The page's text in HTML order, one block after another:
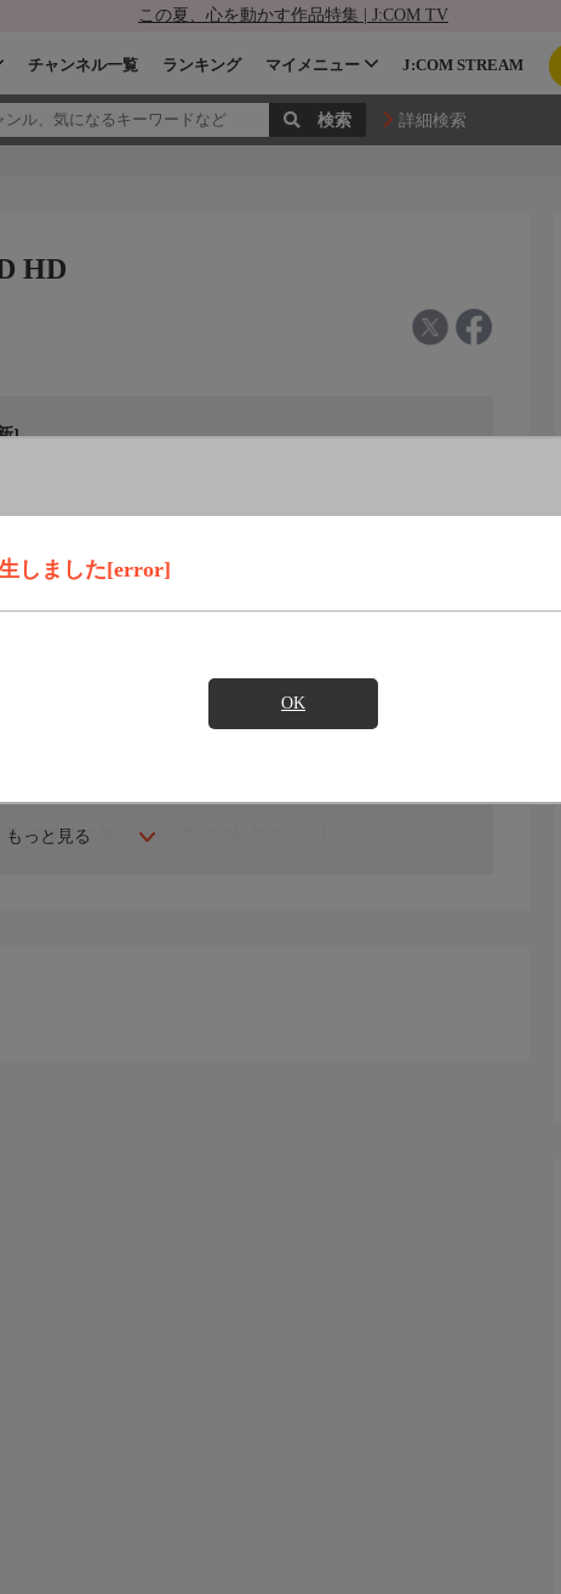
この夏、心を動かす作品特集 | J:COM TV
チャンネル一覧 ランキング マイメニュー J:COM STREAM
詳細検索
しました[error]
OK
HD
]
もっと見る
ェ
代、GOT7、Red Velvet、Apink、B1A4、EXID、BTOB、
ン・チヨル、ホン・ギョンミン、ムン・ミョンジン、
他
特集！＊第２〜第３世代のK-POPアイドルを中心とした